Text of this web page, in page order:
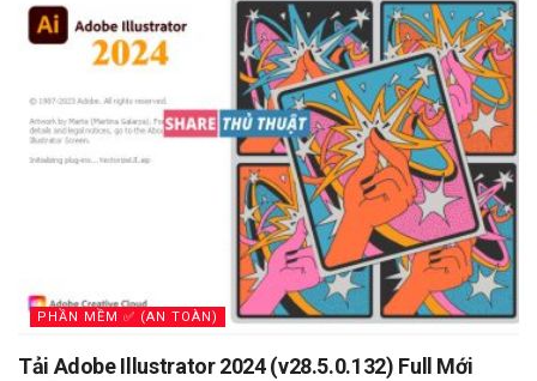
PHẦN MỀM ✅ (AN TOÀN)
Tải Adobe Illustrator 2024 (v28.5.0.132) Full Mới